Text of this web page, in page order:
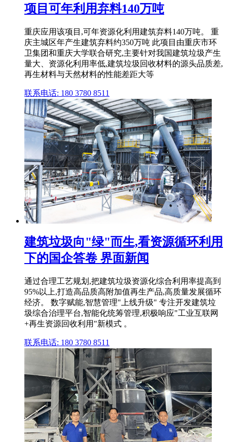
项目可年利用弃料140万吨
重庆应用该项目,可年资源化利用建筑弃料140万吨。 重
庆主城区年产生建筑弃料约350万吨 此项目由重庆市环
卫集团和重庆大学联合研究,主要针对我国建筑垃圾产生
量大、资源化利用率低,建筑垃圾回收材料的源头品质差,
再生材料与天然材料的性能差距大等
联系电话: 180 3780 8511
建筑垃圾向"绿"而生,看资源循环利用
下的国企答卷 界面新闻
通过合理工艺规划,把建筑垃圾资源化综合利用率提高到
95%以上,打造高品质高附加值再生产品,高质量发展循环
经济。 数字赋能,智慧管理"上线升级" 专注开发建筑垃
圾综合治理平台,智能化统筹管理,积极响应"工业互联网
+再生资源回收利用"新模式 。
联系电话: 180 3780 8511